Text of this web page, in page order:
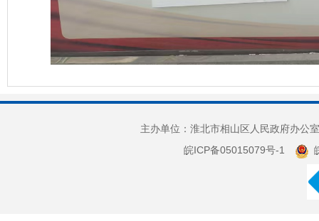
主办单位：淮北市相山区人民政府办
皖ICP备05015079号-1